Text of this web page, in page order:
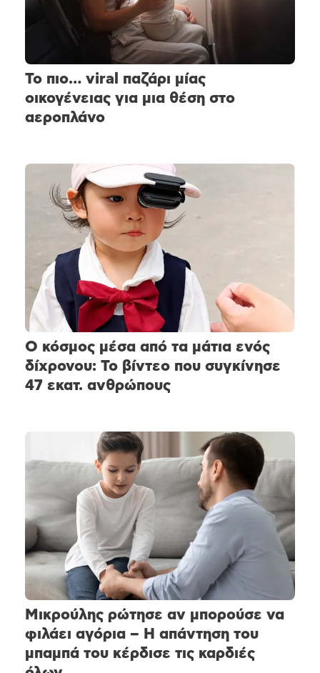
Το πιο… viral παζάρι μίας
οικογένειας για μια θέση στο
αεροπλάνο
Ο κόσμος μέσα από τα μάτια ενός
δίχρονου: Το βίντεο που συγκίνησε
47 εκατ. ανθρώπους
Μικρούλης ρώτησε αν μπορούσε να
φιλάει αγόρια – Η απάντηση του
μπαμπά του κέρδισε τις καρδιές